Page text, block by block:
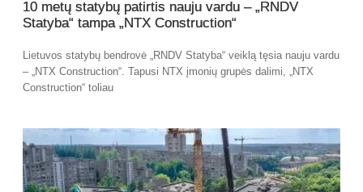
10 metų statybų patirtis nauju vardu – „RNDV
Statyba“ tampa „NTX Construction“
Lietuvos statybų bendrovė „RNDV Statyba“ veiklą tęsia nauju vardu
– „NTX Construction“. Tapusi NTX įmonių grupės dalimi, „NTX
Construction“ toliau